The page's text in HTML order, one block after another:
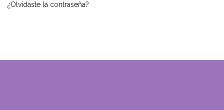
¿Olvidaste la contraseña?